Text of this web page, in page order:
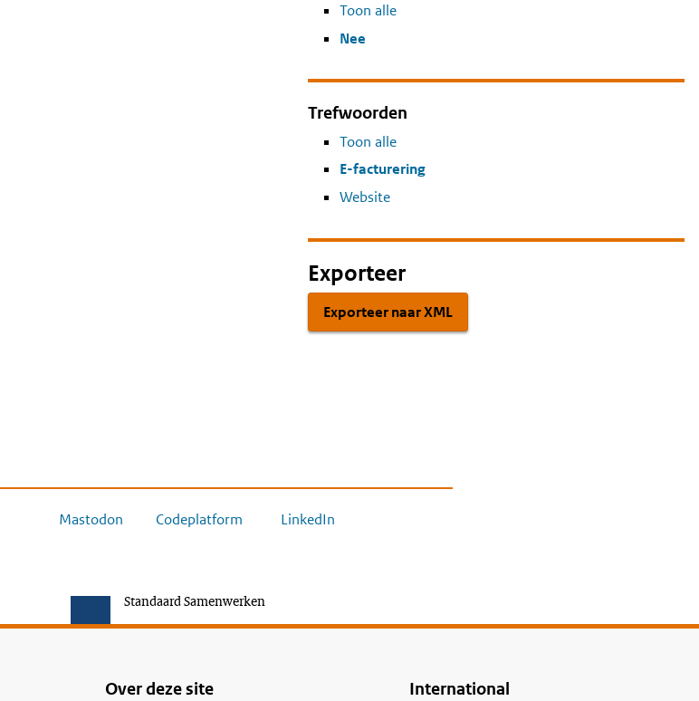
Toon alle
Nee
Trefwoorden
Toon alle
E-facturering
Website
Exporteer
Exporteer naar XML
Mastodon Codeplatform LinkedIn
Standaard Samenwerken
Over deze site International